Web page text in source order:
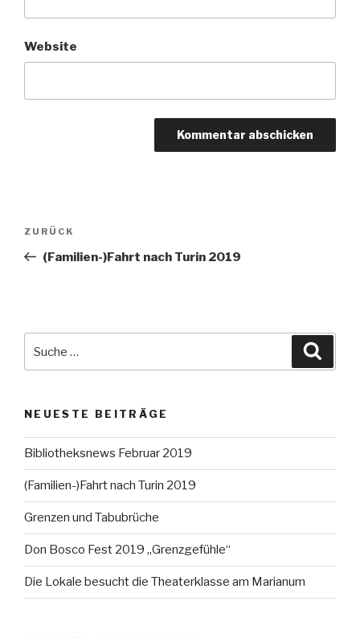
Website
Beitragsnavigation
Vorheriger
Beitrag
ZURÜCK
(Familien-)Fahrt nach Turin 2019
NEUESTE BEITRÄGE
Bibliotheksnews Februar 2019
(Familien-)Fahrt nach Turin 2019
Grenzen und Tabubrüche
Don Bosco Fest 2019 „Grenzgefühle“
Die Lokale besucht die Theaterklasse am Marianum